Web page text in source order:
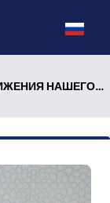
НАШЕГО СТУДЕНТА